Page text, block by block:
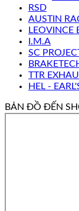
RSD
AUSTIN
LEOVINCE
I.M.A
SC
TTR
HEL -
BẢN ĐỒ ĐẾN